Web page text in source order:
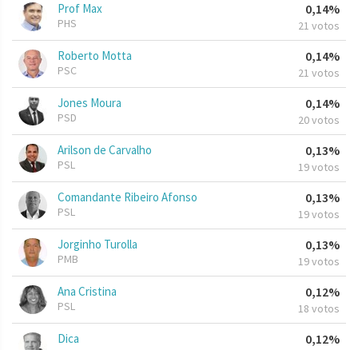
Prof Max
PHS
0,14%
21 votos
Roberto Motta
PSC
0,14%
21 votos
Jones Moura
PSD
0,14%
20 votos
Arilson de Carvalho
PSL
0,13%
19 votos
Comandante Ribeiro Afonso
PSL
0,13%
19 votos
Jorginho Turolla
PMB
0,13%
19 votos
Ana Cristina
PSL
0,12%
18 votos
Dica 0,12%